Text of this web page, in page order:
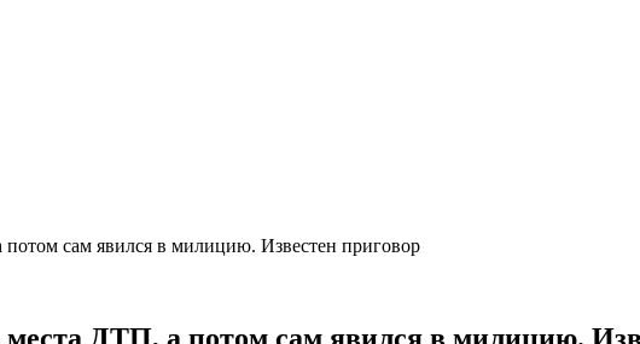
сам явился в милицию. Известен приговор